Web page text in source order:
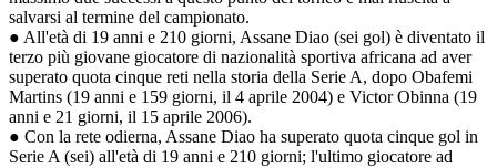
salvarsi al termine del campionato.
● All'età di 19 anni e 210 giorni, Assane Diao (sei gol) è diventato il
terzo più giovane giocatore di nazionalità sportiva africana ad aver
superato quota cinque reti nella storia della Serie A, dopo Obafemi
Martins (19 anni e 159 giorni, il 4 aprile 2004) e Victor Obinna (19
anni e 21 giorni, il 15 aprile 2006).
● Con la rete odierna, Assane Diao ha superato quota cinque gol in
Serie A (sei) all'età di 19 anni e 210 giorni; l'ultimo giocatore ad